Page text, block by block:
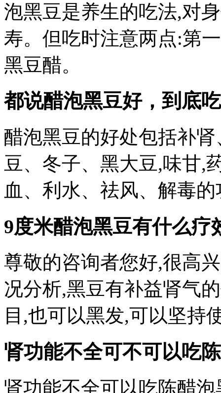
泡黑豆是养生的吃法,对
寿。但吃时注意两点:第
黑豆醋。
都说醋泡黑豆好，到底
醋泡黑豆的好处包括补
豆、冬子、黑大豆,味甘,
血、利水、祛风、解毒
9度米醋泡黑豆有什么疗
尊敬的咨询者您好,很高
况分析,黑豆有补益肾气
目,也可以黑发,可以坚持
肾功能不全可不可以吃
肾功能不全可以吃陈醋